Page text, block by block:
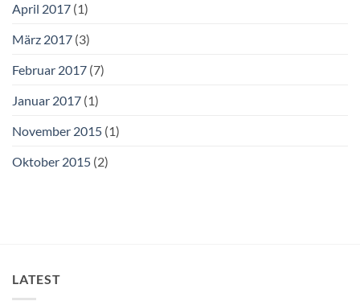
April 2017 (1)
März 2017 (3)
Februar 2017 (7)
Januar 2017 (1)
November 2015 (1)
Oktober 2015 (2)
LATEST